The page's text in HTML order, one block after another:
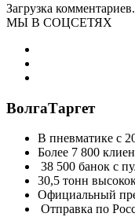
Загрузка
МЫ В СОЦСЕТЯХ
ВолгаТаргет
В пневматике с
Более 7 800
38 500 банок с
30,5 тонн
Официальный
Отправка по